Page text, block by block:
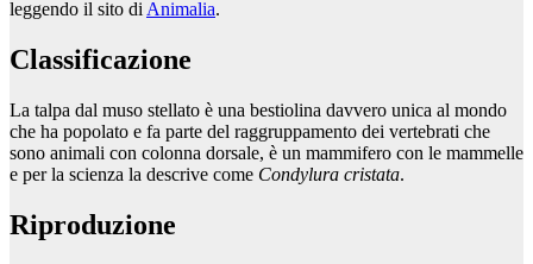
leggendo il sito diAnimalia.
Classificazione
La talpa dal muso stellato è una bestiolina davvero unica al mondo
che ha popolato e fa parte del raggruppamento dei vertebrati che
sono animali con colonna dorsale, è un mammifero con le mammelle
e per la scienza la descrive come Condylura cristata.
Riproduzione